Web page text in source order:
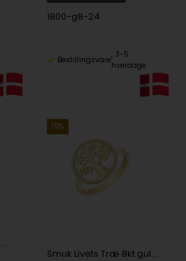
1800-g8-24
Bestillingsvare
3-5
hverdage
Aagaard 8 kt guld fingerring med blomster
19%
Smuk Livets Træ 8kt guld ring fra Støvring Design